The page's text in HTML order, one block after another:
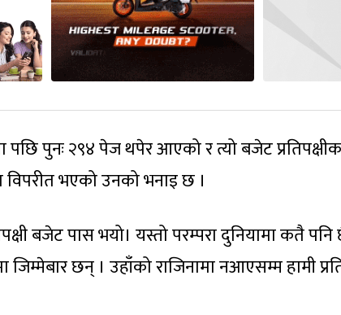
पुनः २९४ पेज थपेर आएको र त्यो बजेट
भएको उनको भनाइ छ ।
बजेट पास भयो। यस्तो परम्परा दुनियामा कतै
जिम्मेबार छन् । उहाँको राजिनामा नआएसम्म हामी